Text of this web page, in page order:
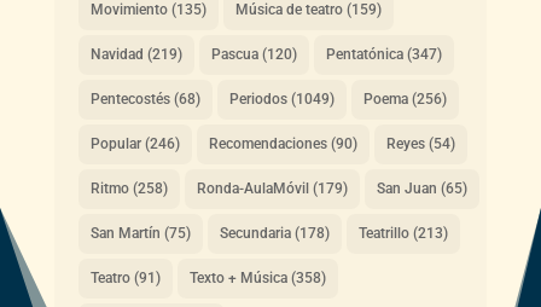
Movimiento(135) Música de teatro(159)
Navidad (219) Pascua(120) Pentatónica(347)
Pentecostés(68) Periodos(1049) Poema(256)
Popular(246) Recomendaciones(90) Reyes(54)
Ritmo(258) Ronda-AulaMóvil (179) San Juan (65)
San Martín (75) Secundaria(178) Teatrillo(213)
Teatro(91) Texto + Música(358)